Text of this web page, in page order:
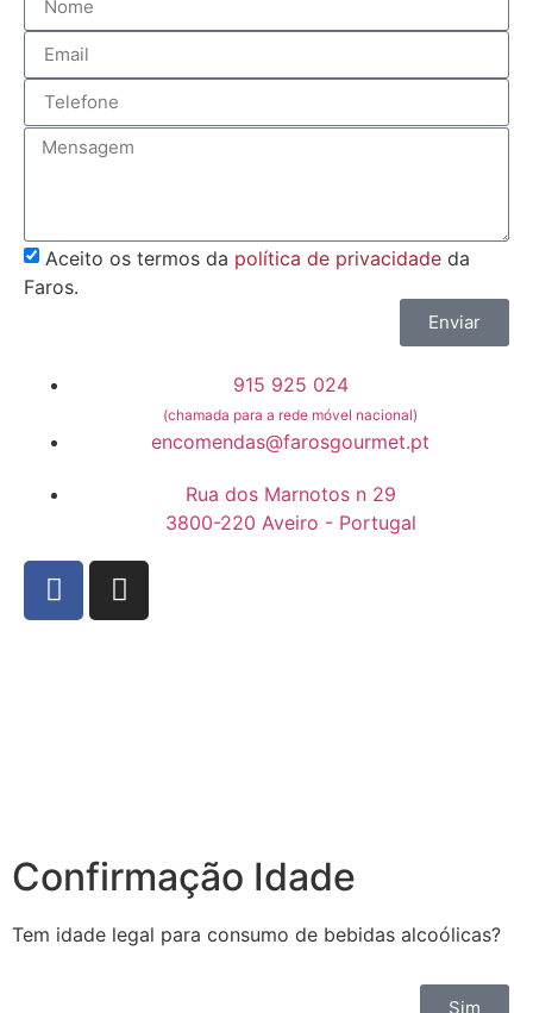
Aceito os termos da política de privacidade da
Faros.
Enviar
915 925 024
(chamada para a rede móvel nacional)
encomendas@farosgourmet.pt
Rua dos Marnotos n 29
3800-220 Aveiro - Portugal
Confirmação Idade
Tem idade legal para consumo de bebidas alcoólicas?
Sim